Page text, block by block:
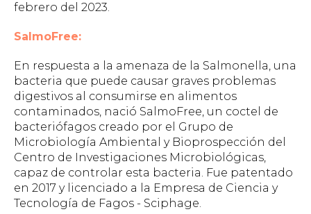
febrero del 2023.
SalmoFree:
En respuesta a la amenaza de la Salmonella, una
bacteria que puede causar graves problemas
digestivos al consumirse en alimentos
contaminados, nació SalmoFree, un coctel de
bacteriófagos creado por el Grupo de
Microbiología Ambiental y Bioprospección del
Centro de Investigaciones Microbiológicas,
capaz de controlar esta bacteria. Fue patentado
en 2017 y licenciado a la Empresa de Ciencia y
Tecnología de Fagos - Sciphage.